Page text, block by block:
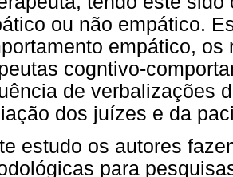
ou não empático.
empático,
cogntivo-
de verbalizações
dos juízes e da
estudo os autores
para